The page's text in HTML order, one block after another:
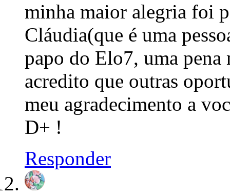
minha maior alegria foi
Cláudia(que é uma
papo do Elo7, uma pena
acredito que outras
meu agradecimento a
D+ !
Responder